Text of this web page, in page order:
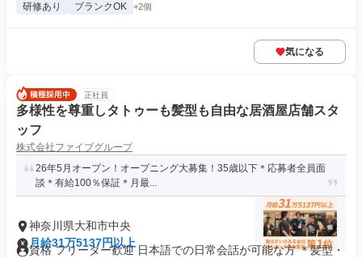
研修あり ブランクOK +2個
気になる
正社員
多様性を尊重しタトゥーも髪型も自由な居酒屋店舗スタ
ッフ
株式会社ファイブグループ
26年5月オープン！オープニング大募集！35歳以下＊応募者全員面
談＊有給100％保証＊月最...
神奈川県大和市中央
月給31万5137円以上
資格 フリーター歓迎 日本語での日常会話が可能な方 ＊髪型・